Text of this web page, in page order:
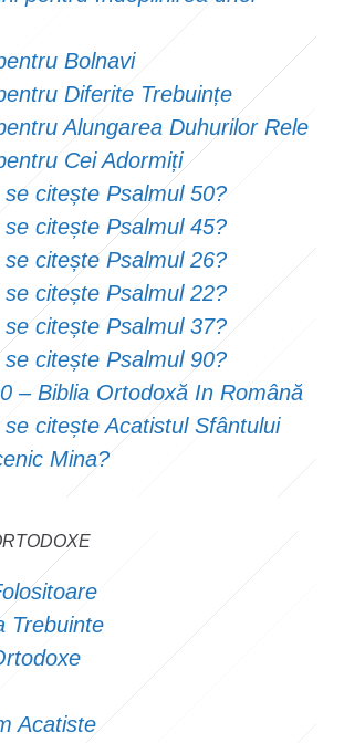
Bolnavi
Diferite Trebuințe
Alungarea Duhurilor Rele
Cei Adormiți
citește Psalmul 50?
citește Psalmul 45?
citește Psalmul 26?
citește Psalmul 22?
citește Psalmul 37?
citește Psalmul 90?
– Biblia Ortodoxă In Română
citește Acatistul Sfântului
Mina?
Trebuinte
Acatiste